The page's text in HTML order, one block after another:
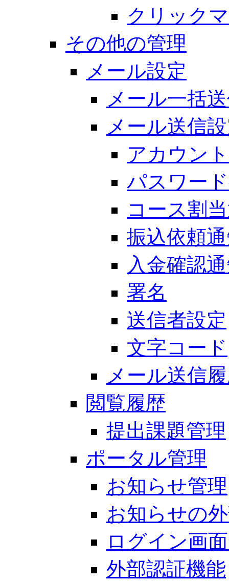
クリック
その他の管理
メール設定
メール一括
メール送信
アカウン
パスワー
コース割
振込依頼
入金確認
署名
送信者設定
文字コード
メール送信
閲覧履歴
提出課題管理
ポータル管理
お知らせ管理
お知らせの
ログイン画
外部認証機能